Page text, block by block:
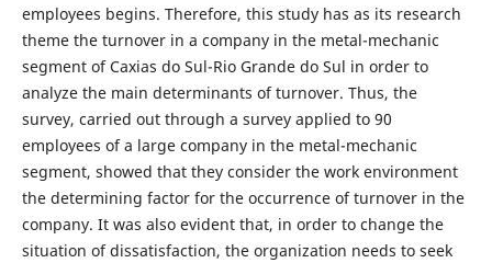
employees begins. Therefore, this study has as its research
theme the turnover in a company in the metal-mechanic
segment of Caxias do Sul-Rio Grande do Sul in order to
analyze the main determinants of turnover. Thus, the
survey, carried out through a survey applied to 90
employees of a large company in the metal-mechanic
segment, showed that they consider the work environment
the determining factor for the occurrence of turnover in the
company. It was also evident that, in order to change the
situation of dissatisfaction, the organization needs to seek